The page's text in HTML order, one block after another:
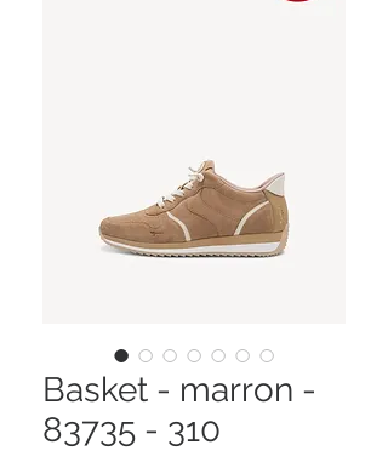
Basket - marron -
83735 - 310